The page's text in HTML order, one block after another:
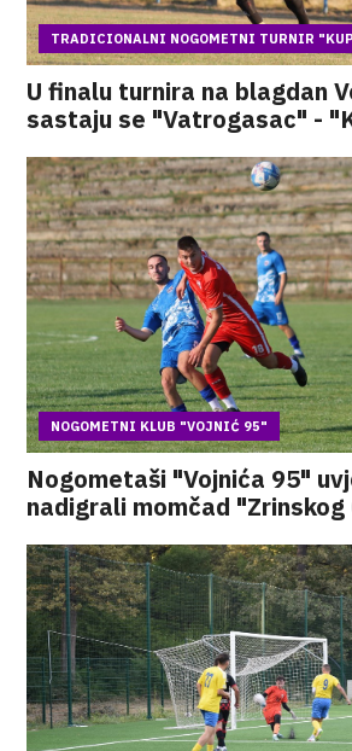
TRADICIONALNI NOGOMETNI TURNIR
U finalu turnira na blagdan
sastaju se "Vatrogasac" -
NOGOMETNI KLUB "VOJNIĆ 95"
Nogometaši "Vojnića 95"
nadigrali momčad "Zrinskog